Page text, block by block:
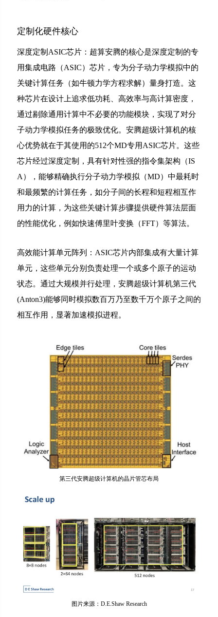
定制化硬件核心
深度定制ASIC芯片：超算安腾的核心是深度定制的专
用集成电路（ASIC）芯片，专为分子动力学模拟中的
关键计算任务（如牛顿力学方程求解）量身打造。这
种芯片在设计上追求低功耗、高效率与高计算密度，
通过剔除通用计算中不必要的功能模块，实现了对分
子动力学模拟任务的极致优化。安腾超级计算机的核
心优势就在于其使用的512个MD专用ASIC芯片。这些
芯片经过深度定制，具有针对性强的指令集架构（IS
A），能够精确执行分子动力学模拟（MD）中最耗时
和最频繁的计算任务，如分子间的长程和短程相互作
用力的计算，为这些关键计算步骤提供硬件算法层面
的性能优化，例如快速傅里叶变换（FFT）等算法。
高效能计算单元阵列：ASIC芯片内部集成有大量计算
单元，这些单元分别负责处理一个或多个原子的运动
状态。通过大规模并行处理，安腾超级计算机第三代
(Anton3)能够同时模拟数百万乃至数千万个原子之间的
相互作用，显著加速模拟进程。
第三代安腾超级计算机的晶片管芯布局
图片来源：D.E.Shaw Research